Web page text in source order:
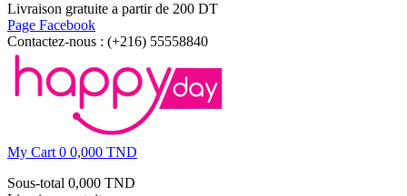
Livraison gratuite a partir de 200 DT
Page Facebook
Contactez-nous : (+216) 55558840
My Cart 0 0,000 TND
Sous-total 0,000 TND